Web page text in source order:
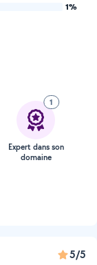
1%
1
Expert dans son
domaine
5/5